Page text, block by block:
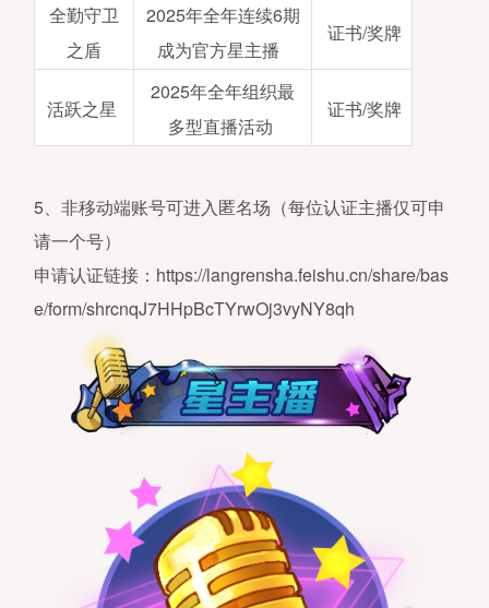
全勤守卫
之盾
2025年全年连续6期
成为官方星主播
证书/奖牌
活跃之星
2025年全年组织最
多型直播活动
证书/奖牌
5、非移动端账号可进入匿名场（每位认证主播仅可申
请一个号）
申请认证链接：https://langrensha.feishu.cn/share/bas
e/form/shrcnqJ7HHpBcTYrwOj3vyNY8qh